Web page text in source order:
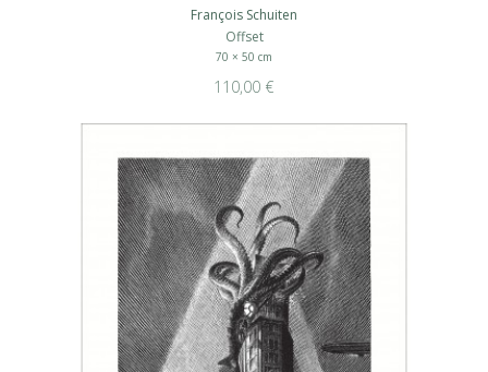
François Schuiten
Offset
70 × 50 cm
110,00 €